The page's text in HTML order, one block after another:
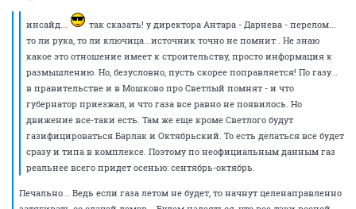
инсайд...
так сказать! у директора Антара - Дарнева - перелом...
то ли рука, то ли ключица...источник точно не помнит . Не знаю
какое это отношение имеет к строительству, просто информация к
размышлению. Но, безусловно, пусть скорее поправляется! По газу...
в правительстве и в Мошково про Светлый помнят - и что
губернатор приезжал, и что газа все равно не появилось. Но
движение все-таки есть. Там же еще кроме Светлого будут
газифицироваться Барлак и Октябрьский. То есть делаться все будет
сразу и типа в комплексе. Поэтому по неофициальным данным газ
реальнее всего придет осенью: сентябрь-октябрь.
Печально... Ведь если газа летом не будет, то начнут целенаправленно